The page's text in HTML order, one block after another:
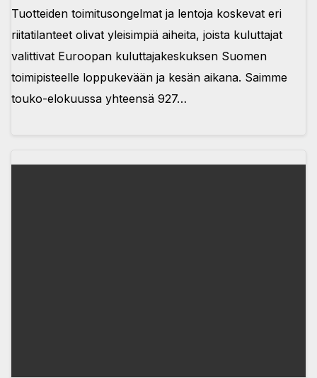
Tuotteiden toimitusongelmat ja lentoja koskevat eri
riitatilanteet olivat yleisimpiä aiheita, joista kuluttajat
valittivat Euroopan kuluttajakeskuksen Suomen
toimipisteelle loppukevään ja kesän aikana. Saimme
touko-elokuussa yhteensä 927…